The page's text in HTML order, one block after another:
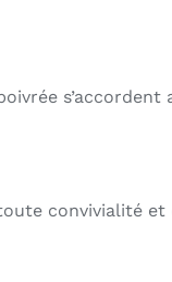
s’accordent
convivialité et